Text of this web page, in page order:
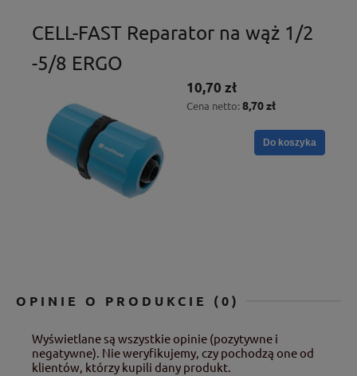
CELL-FAST Reparator na wąż 1/2
-5/8 ERGO
10,70 zł
Cena netto: 8,70 zł
Do koszyka
OPINIE O PRODUKCIE (0)
Wyświetlane są wszystkie opinie (pozytywne i
negatywne). Nie weryfikujemy, czy pochodzą one od
klientów, którzy kupili dany produkt.